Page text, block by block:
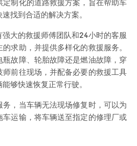
定制化的道路救援方案，旨在帮助车
找到合适的解决方案。
大的救援师傅团队和24小时的客服
求助，并提供多样化的救援服务。
故障、轮胎故障还是燃油故障，穿
师前往现场，并配备必要的救援工具
够快速恢复正常行驶。
，当车辆无法现场修复时，可以为
运输，将车辆送至指定的修理厂或